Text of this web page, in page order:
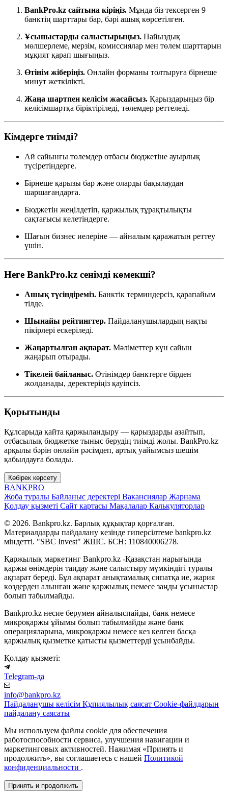
BankPro.kz сайтына кіріңіз. Мұнда біз тексерген 9
банктің шарттары бар, бәрі ашық көрсетілген.
Ұсыныстарды салыстырыңыз. Пайыздық
мөлшерлеме, мерзім, комиссиялар мен төлем шарттарын
мұқият қарап шығыңыз.
Өтінім жіберіңіз. Онлайн форманы толтыруға бірнеше
минут жеткілікті.
Жаңа шартпен келісім жасайсыз. Қарыздарыңыз бір
келісімшартқа біріктіріледі, төлемдер реттеледі.
Кімдерге тиімді?
Ай сайынғы төлемдер отбасы бюджетіне ауырлық
түсіретіндерге.
Бірнеше қарызы бар және оларды бақылаудан
шаршағандарға.
Бюджетін жеңілдетіп, қаржылық тұрақтылықты
сақтағысы келетіндерге.
Шағын бизнес иелеріне — айналым қаражатын реттеу
үшін.
Неге BankPro.kz сенімді көмекші?
Ашық түсіндіреміз. Банктік терминдерсіз, қарапайым
тілде.
Шынайы рейтингтер. Пайдаланушылардың нақты
пікірлері ескеріледі.
Жаңартылған ақпарат. Мәліметтер күн сайын
жаңарып отырады.
Тікелей байланыс. Өтінімдер банктерге бірден
жолданады, деректеріңіз қауіпсіз.
Қорытынды
Құлсарыда қайта қаржыландыру — қарыздарды азайтып,
отбасылық бюджетке тыныс берудің тиімді жолы. BankPro.kz
арқылы бәрін онлайн рәсімдеп, артық уайымсыз шешім
қабылдауға болады.
Көбірек көрсету
BANKPRO
Жоба туралы Байланыс деректері Вакансиялар Жарнама
Қолдау қызметі Сайт картасы Мақалалар Калькуляторлар
© 2026. Bankpro.kz. Барлық құқықтар қорғалған.
Материалдарды пайдалану кезінде гиперсілтеме bankpro.kz
міндетті. "SBC Invest" ЖШС. БСН: 110840006278.
Қаржылық маркетинг Bankpro.kz -Қазақстан нарығында
қаржы өнімдерін таңдау және салыстыру мүмкіндігі туралы
ақпарат береді. Бұл ақпарат анықтамалық сипатқа ие, жария
көздерден алынған және қаржылық немесе заңды ұсыныстар
болып табылмайды.
Bankpro.kz несие берумен айналыспайды, банк немесе
микроқаржы ұйымы болып табылмайды және банк
операцияларына, микроқаржы немесе кез келген басқа
қаржылық қызметке қатысты қызметтерді ұсынбайды.
Қолдау қызметі:
Telegram-да
info@bankpro.kz
Пайдаланушы келісім Құпиялылық саясат Cookie-файлдарын
пайдалану саясаты
Мы используем файлы cookie для обеспечения
работоспособности сервиса, улучшения навигации и
маркетинговых активностей. Нажимая «Принять и
продолжить», вы соглашаетесь с нашей Политикой
конфиденциальности .
Принять и продолжить